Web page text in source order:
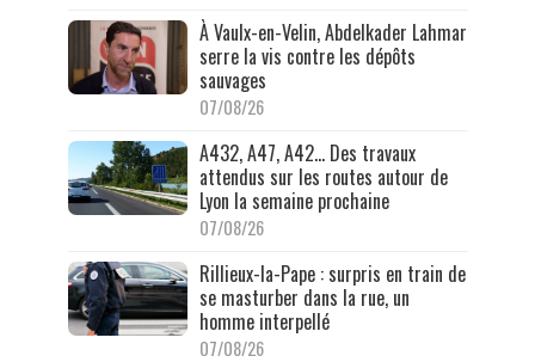
À Vaulx-en-Velin, Abdelkader Lahmar
serre la vis contre les dépôts
sauvages
07/08/26
A432, A47, A42… Des travaux
attendus sur les routes autour de
Lyon la semaine prochaine
07/08/26
Rillieux-la-Pape : surpris en train de
se masturber dans la rue, un
homme interpellé
07/08/26